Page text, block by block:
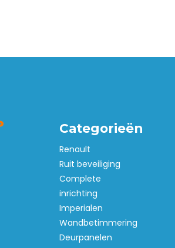
Categorieën
Renault
Ruit beveiliging
Complete
inrichting
Imperialen
Wandbetimmering
Deurpanelen